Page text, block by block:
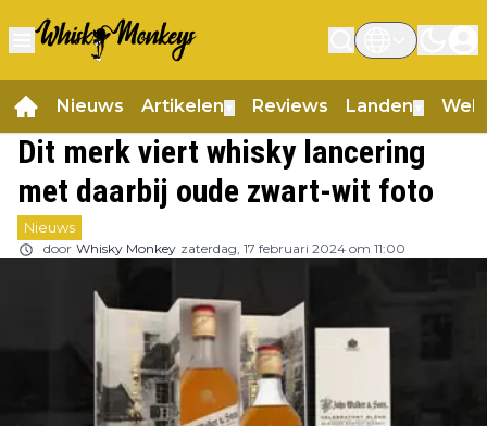
Nieuws Artikelen Reviews Landen
Dit merk viert whisky lancering
met daarbij oude zwart-wit foto
Nieuws
door Whisky Monkey zaterdag, 17 februari 2024 om 11:00